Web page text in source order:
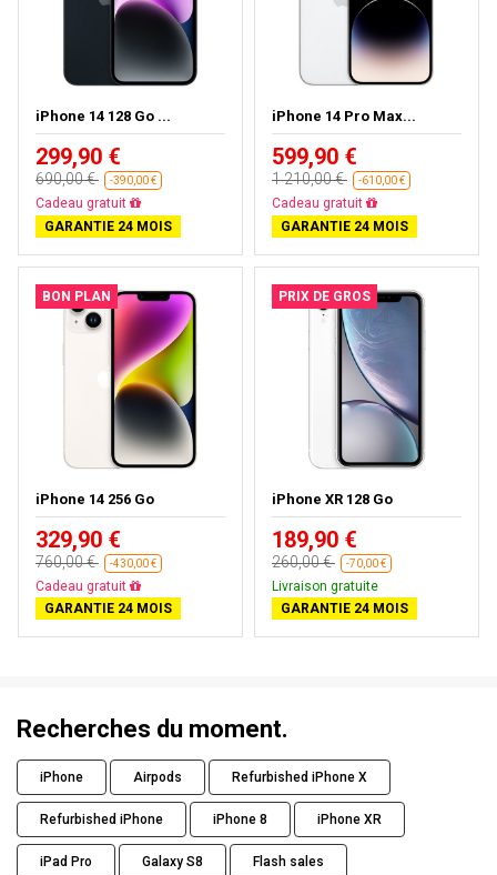
iPhone 14 128 Go ...
299,90 €
690,00 € -390,00 €
Livraison gratuite
GARANTIE 24 MOIS
iPhone 14 Pro Max...
599,90 €
1 210,00 € -610,00 €
Livraison gratuite
GARANTIE 24 MOIS
BON PLAN
iPhone 14 256 Go
329,90 €
760,00 € -430,00 €
Livraison gratuite
GARANTIE 24 MOIS
PRIX DE GROS
iPhone XR 128 Go
189,90 €
260,00 € -70,00 €
Livraison gratuite
GARANTIE 24 MOIS
Recherches du moment.
iPhone Airpods Refurbished iPhone X
Refurbished iPhone iPhone 8 iPhone XR
iPad Pro Galaxy S8 Flash sales